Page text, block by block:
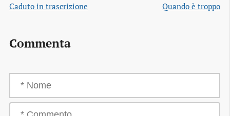
Caduto in trascrizione
Quando è troppo
Commenta